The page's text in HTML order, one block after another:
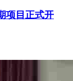
项目正式开